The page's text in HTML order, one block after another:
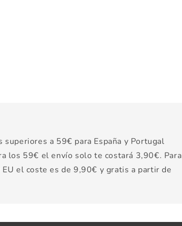
superiores a 59€ para España y Portugal
los 59€ el envío solo te costará 3,90€. Para
el coste es de 9,90€ y gratis a partir de